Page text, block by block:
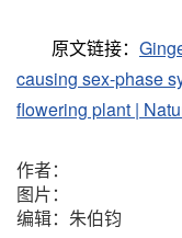
原文链接：
causing sex-phase
flowering plant |
作者：
图片：
编辑：朱伯钧